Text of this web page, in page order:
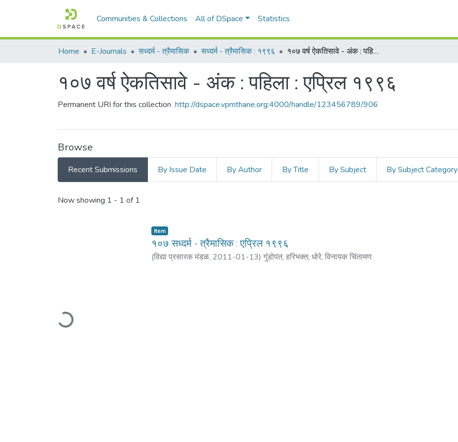
Communities & Collections All of DSpace Statistics
Home E-Journals सध्दर्म - त्रैमासिक सध्दर्म - त्रैमासिक : १९९६ १०७ वर्ष ऐकतिसावे - अंक : पहिला : एप्रिल १९९६
१०७ वर्ष ऐकतिसावे - अंक : पहिला : एप्रिल १९९६
Permanent URI for this collection http://dspace.vpmthane.org:4000/handle/123456789/906
Browse
Recent Submissions By Issue Date By Author By Title By Subject By Subject Category
Recent Submissions
Now showing 1 - 1 of 1
Loading...
Item
१०७ सध्दर्म - त्रैमासिक : एप्रिल १९९६
(विद्या प्रसारक मंडळ, 2011-01-13) गुंडोपंत, हरिभक्त; धोरे, विनायक चिंतामण